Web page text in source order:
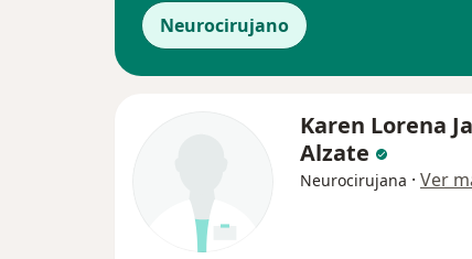
Neurocirujano
Karen Lorena
Alzate
Neurocirujana · Ver